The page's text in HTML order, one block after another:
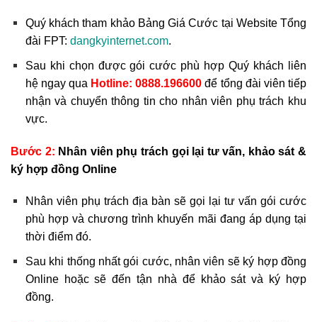
Quý khách tham khảo Bảng Giá Cước tại Website Tổng
đài FPT: dangkyinternet.com.
Sau khi chọn được gói cước phù hợp Quý khách liên
hệ ngay qua Hotline:0888.196600 để tổng đài viên tiếp
nhận và chuyển thông tin cho nhân viên phụ trách khu
vực.
Bước 2: Nhân viên phụ trách gọi lại tư vấn, khảo sát &
ký hợp đồng Online
Nhân viên phụ trách địa bàn sẽ gọi lại tư vấn gói cước
phù hợp và chương trình khuyến mãi đang áp dụng tại
thời điểm đó.
Sau khi thống nhất gói cước, nhân viên sẽ ký hợp đồng
Online hoặc sẽ đến tận nhà để khảo sát và ký hợp
đồng.